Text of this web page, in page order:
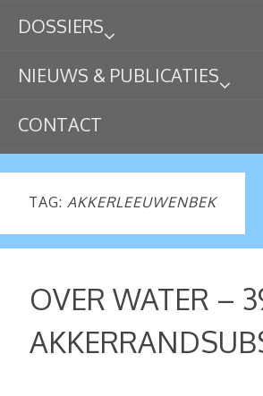
DOSSIERS
NIEUWS & PUBLICATIES
CONTACT
TAG: AKKERLEEUWENBEK
OVER WATER –